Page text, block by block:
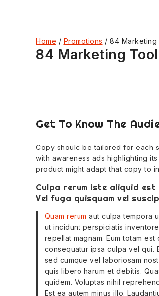
Home / Promotions / 84 Marketing
84 Marketing
Get To Know The
Copy should be tailored for each
with awareness ads highlighting
product might adapt that copy to
Culpa rerum iste aliquid
Vel fuga quisquam vel
Quam rerum aut culpa tempora
ut incidunt perspiciatis
repellat magnam. Eum totam
consequatur ipsa culpa vel qui.
sed cumque vel laboriosam
quis libero harum et debitis.
quidem. Voluptas nihil
Est ea autem minus illo.